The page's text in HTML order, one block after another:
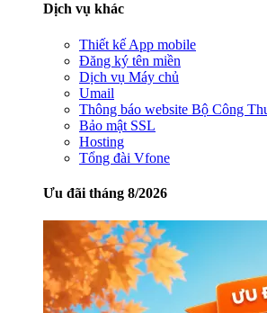
Dịch vụ khác
Thiết kế App mobile
Đăng ký tên miền
Dịch vụ Máy chủ
Umail
Thông báo website Bộ Công
Bảo mật SSL
Hosting
Tổng đài Vfone
Ưu đãi tháng 8/2026